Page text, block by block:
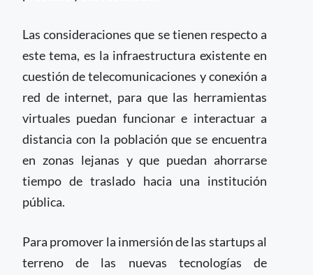
Las consideraciones que se tienen respecto a
este tema, es la infraestructura existente en
cuestión de telecomunicaciones y conexión a
red de internet, para que las herramientas
virtuales puedan funcionar e interactuar a
distancia con la población que se encuentra
en zonas lejanas y que puedan ahorrarse
tiempo de traslado hacia una institución
pública.
Para promover la inmersión de las startups al
terreno de las nuevas tecnologías de